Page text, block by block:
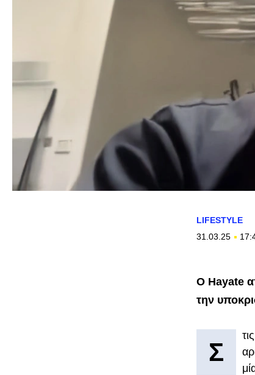
LIFESTYLE
31.03.25
Ο Hayate
την
Σ
τις